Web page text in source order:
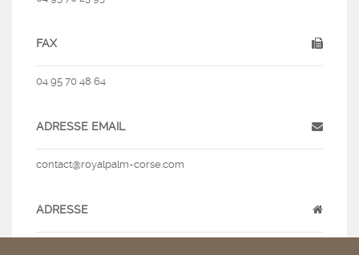
FAX
04 95 70 48 64
ADRESSE EMAIL
contact@royalpalm-corse.com
ADRESSE